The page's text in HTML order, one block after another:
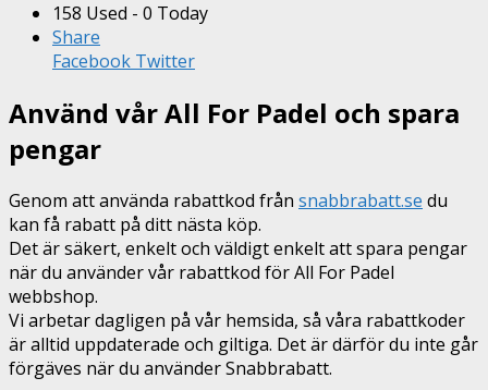
158 Used - 0 Today
Share
Facebook Twitter
Använd vår All For Padel och spara
pengar
Genom att använda rabattkod från snabbrabatt.se du
kan få rabatt på ditt nästa köp.
Det är säkert, enkelt och väldigt enkelt att spara pengar
när du använder vår rabattkod för All For Padel
webbshop.
Vi arbetar dagligen på vår hemsida, så våra rabattkoder
är alltid uppdaterade och giltiga. Det är därför du inte går
förgäves när du använder Snabbrabatt.